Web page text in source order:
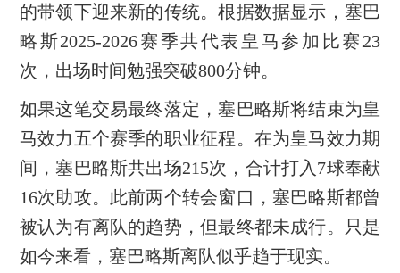
的带领下迎来新的传统。根据数据显示，塞巴
略斯2025-2026赛季共代表皇马参加比赛23
次，出场时间勉强突破800分钟。
如果这笔交易最终落定，塞巴略斯将结束为皇
马效力五个赛季的职业征程。在为皇马效力期
间，塞巴略斯共出场215次，合计打入7球奉献
16次助攻。此前两个转会窗口，塞巴略斯都曾
被认为有离队的趋势，但最终都未成行。只是
如今来看，塞巴略斯离队似乎趋于现实。